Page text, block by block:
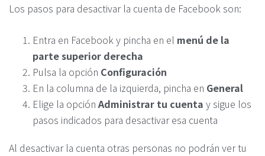
Los pasos para desactivar la cuenta de Facebook son:
Entra en Facebook y pincha en el menú de la
parte superior derecha
Pulsa la opción Configuración
En la columna de la izquierda, pincha en General
Elige la opciónAdministrar tu cuenta y sigue los
pasos indicados para desactivar esa cuenta
Al desactivar la cuenta otras personas no podrán ver tu